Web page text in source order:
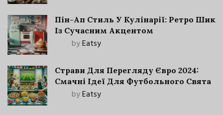
Пін-Ап Стиль У Кулінарії: Ретро Шик
Із Сучасним Акцентом
byEatsy
Страви Для Перегляду Євро 2024:
Смачні Ідеї Для Футбольного Свята
byEatsy